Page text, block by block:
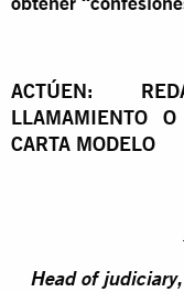
ACTÚEN:
LLAMAMIENTO
CARTA MODELO
Head of